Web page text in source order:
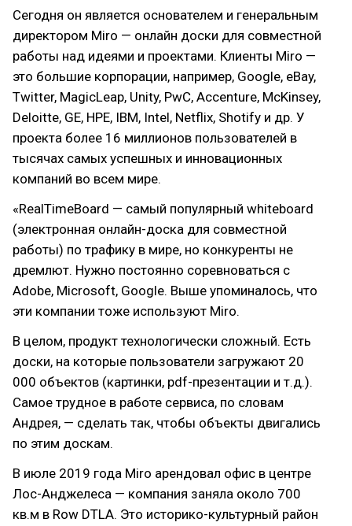
Сегодня он является основателем и генеральным
директором Miro — онлайн доски для совместной
работы над идеями и проектами. Клиенты Miro —
это большие корпорации, например, Google, eBay,
Twitter, MagicLeap, Unity, PwC, Accenture, McKinsey,
Deloitte, GE, HPE, IBM, Intel, Netflix, Shotify и др. У
проекта более 16 миллионов пользователей в
тысячах самых успешных и инновационных
компаний во всем мире.
«RealTimeBoard — самый популярный whiteboard
(электронная онлайн-доска для совместной
работы) по трафику в мире, но конкуренты не
дремлют. Нужно постоянно соревноваться с
Adobe, Microsoft, Google. Выше упоминалось, что
эти компании тоже используют Miro.
В целом, продукт технологически сложный. Есть
доски, на которые пользователи загружают 20
000 объектов (картинки, pdf-презентации и т.д.).
Самое трудное в работе сервиса, по словам
Андрея, — сделать так, чтобы объекты двигались
по этим доскам.
В июле 2019 года Miro арендовал офис в центре
Лос-Анджелеса — компания заняла около 700
кв.м в Row DTLA. Это историко-культурный район